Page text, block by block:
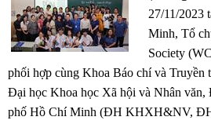
27/11/2023
Minh, Tổ
Society
phối hợp cùng Khoa Báo chí và
Đại học Khoa học Xã hội và Nhân văn,
phố Hồ Chí Minh (ĐH KHXH&NV,